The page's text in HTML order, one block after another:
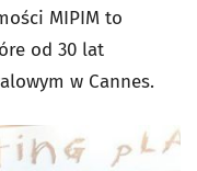
MIPIM to
od 30 lat
w Cannes.